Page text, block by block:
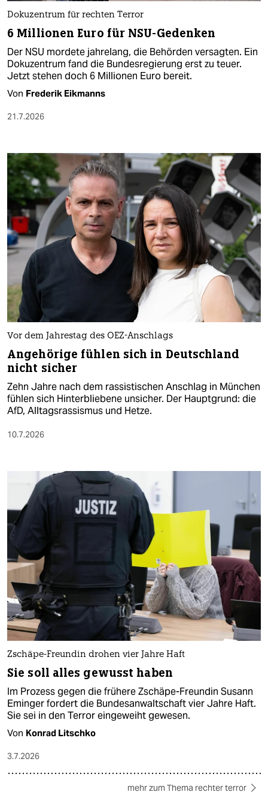
Dokuzentrum für rechten Terror
6 Millionen Euro für NSU-Gedenken
Der NSU mordete jahrelang, die Behörden versagten. Ein
Dokuzentrum fand die Bundesregierung erst zu teuer.
Jetzt stehen doch 6 Millionen Euro bereit.
Von Frederik Eikmanns
21.7.2026
Vor dem Jahrestag des OEZ-Anschlags
Angehörige fühlen sich in Deutschland
nicht sicher
Zehn Jahre nach dem rassistischen Anschlag in München
fühlen sich Hinterbliebene unsicher. Der Hauptgrund: die
AfD, Alltagsrassismus und Hetze.
10.7.2026
Zschäpe-Freundin drohen vier Jahre Haft
Sie soll alles gewusst haben
Im Prozess gegen die frühere Zschäpe-Freundin Susann
Eminger fordert die Bundesanwaltschaft vier Jahre Haft.
Sie sei in den Terror eingeweiht gewesen.
Von Konrad Litschko
3.7.2026
mehr zum Thema rechter terror